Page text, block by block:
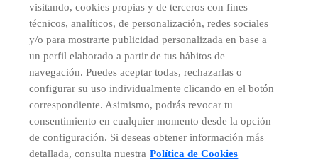
Países y Unidades emergentes
Canal de Denuncias
Centro Global Transparencia
visitando, cookies propias y de terceros con fines
técnicos, analíticos, de personalización, redes sociales
y/o para mostrarte publicidad personalizada en base a
un perfil elaborado a partir de tus hábitos de
navegación. Puedes aceptar todas, rechazarlas o
configurar su uso individualmente clicando en el botón
correspondiente. Asimismo, podrás revocar tu
consentimiento en cualquier momento desde la opción
de configuración. Si deseas obtener información más
detallada, consulta nuestra Política de Cookies